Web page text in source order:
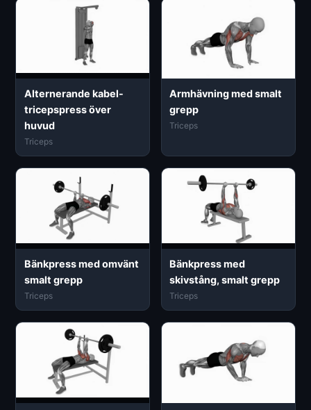
Alternerande kabel-
tricepspress över
huvud
Triceps
Armhävning med smalt
grepp
Triceps
Bänkpress med omvänt
smalt grepp
Triceps
Bänkpress med
skivstång, smalt grepp
Triceps